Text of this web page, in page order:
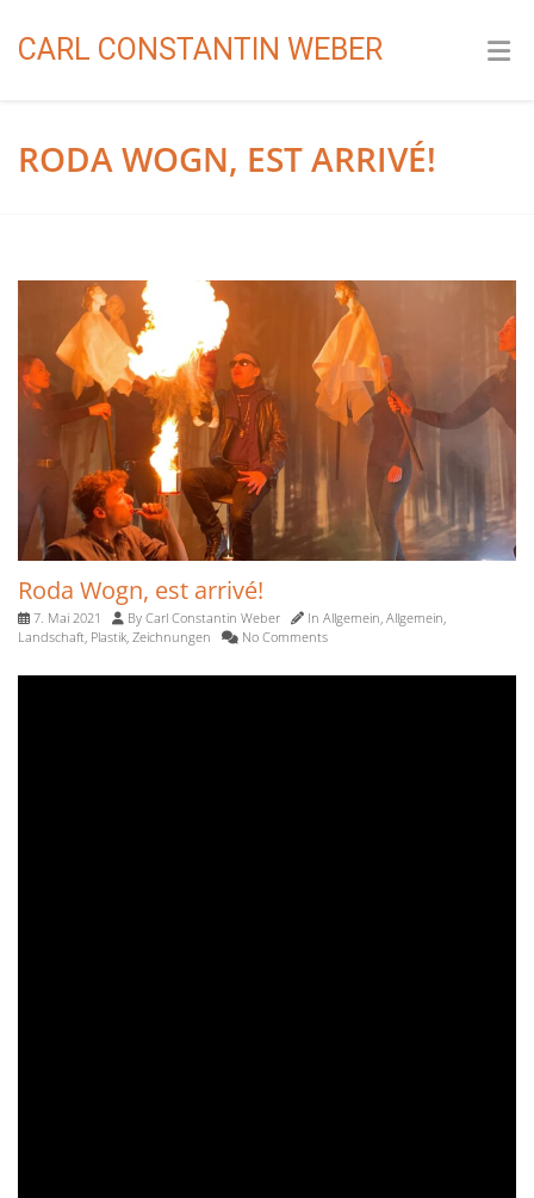
CARL CONSTANTIN WEBER
RODA WOGN, EST ARRIVÉ!
Roda Wogn, est arrivé!
7. Mai 2021 By Carl Constantin Weber In Allgemein, Allgemein,
Landschaft, Plastik, Zeichnungen No Comments